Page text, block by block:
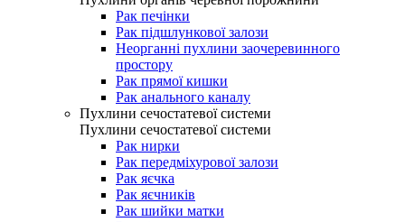
Рак печінки
Рак підшлункової залози
Неорганні пухлини заочеревинного
простору
Рак прямої кишки
Рак анального каналу
Пухлини сечостатевої системи
Пухлини сечостатевої системи
Рак нирки
Рак передміхурової залози
Рак яєчка
Рак яєчників
Рак шийки матки